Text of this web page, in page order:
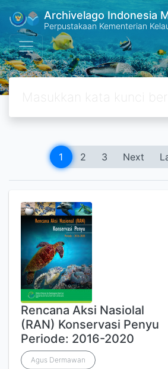
Archivelago Indonesia
Perpustakaan Kementerian
1 2 3 Next
Rencana Aksi Nasiolal
(RAN) Konservasi Penyu
Periode: 2016-2020
Agus Dermawan